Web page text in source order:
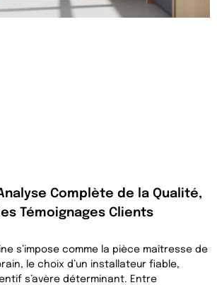
Complète de la Qualité,
Témoignages Clients
s’impose comme la pièce maîtresse de
le choix d’un installateur fiable,
s’avère déterminant. Entre